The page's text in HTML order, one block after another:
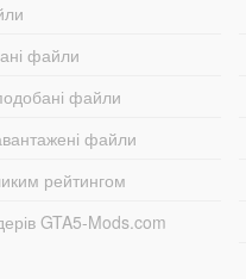
файли
файли
файли
рейтингом
GTA5-Mods.com